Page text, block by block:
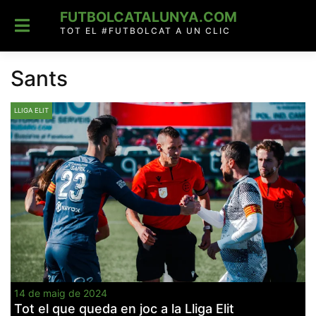
content
FUTBOLCATALUNYA.COM
TOT EL #FUTBOLCAT A UN CLIC
Sants
LLIGA ELIT
14 de maig de 2024
Tot el que queda en joc a la Lliga Elit